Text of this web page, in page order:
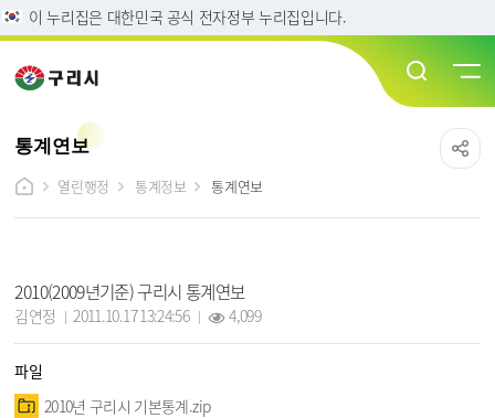
이 누리집은 대한민국 공식 전자정부 누리집입니다.
통계연보
열린행정
통계정보 통계연보
2010(2009년기준) 구리시 통계연보
김연정 2011.10.17 13:24:56 4,099
파일
2010년 구리시 기본통계.zip